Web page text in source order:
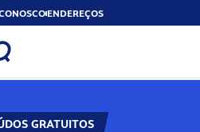
ENDEREÇOS
GRATUITOS